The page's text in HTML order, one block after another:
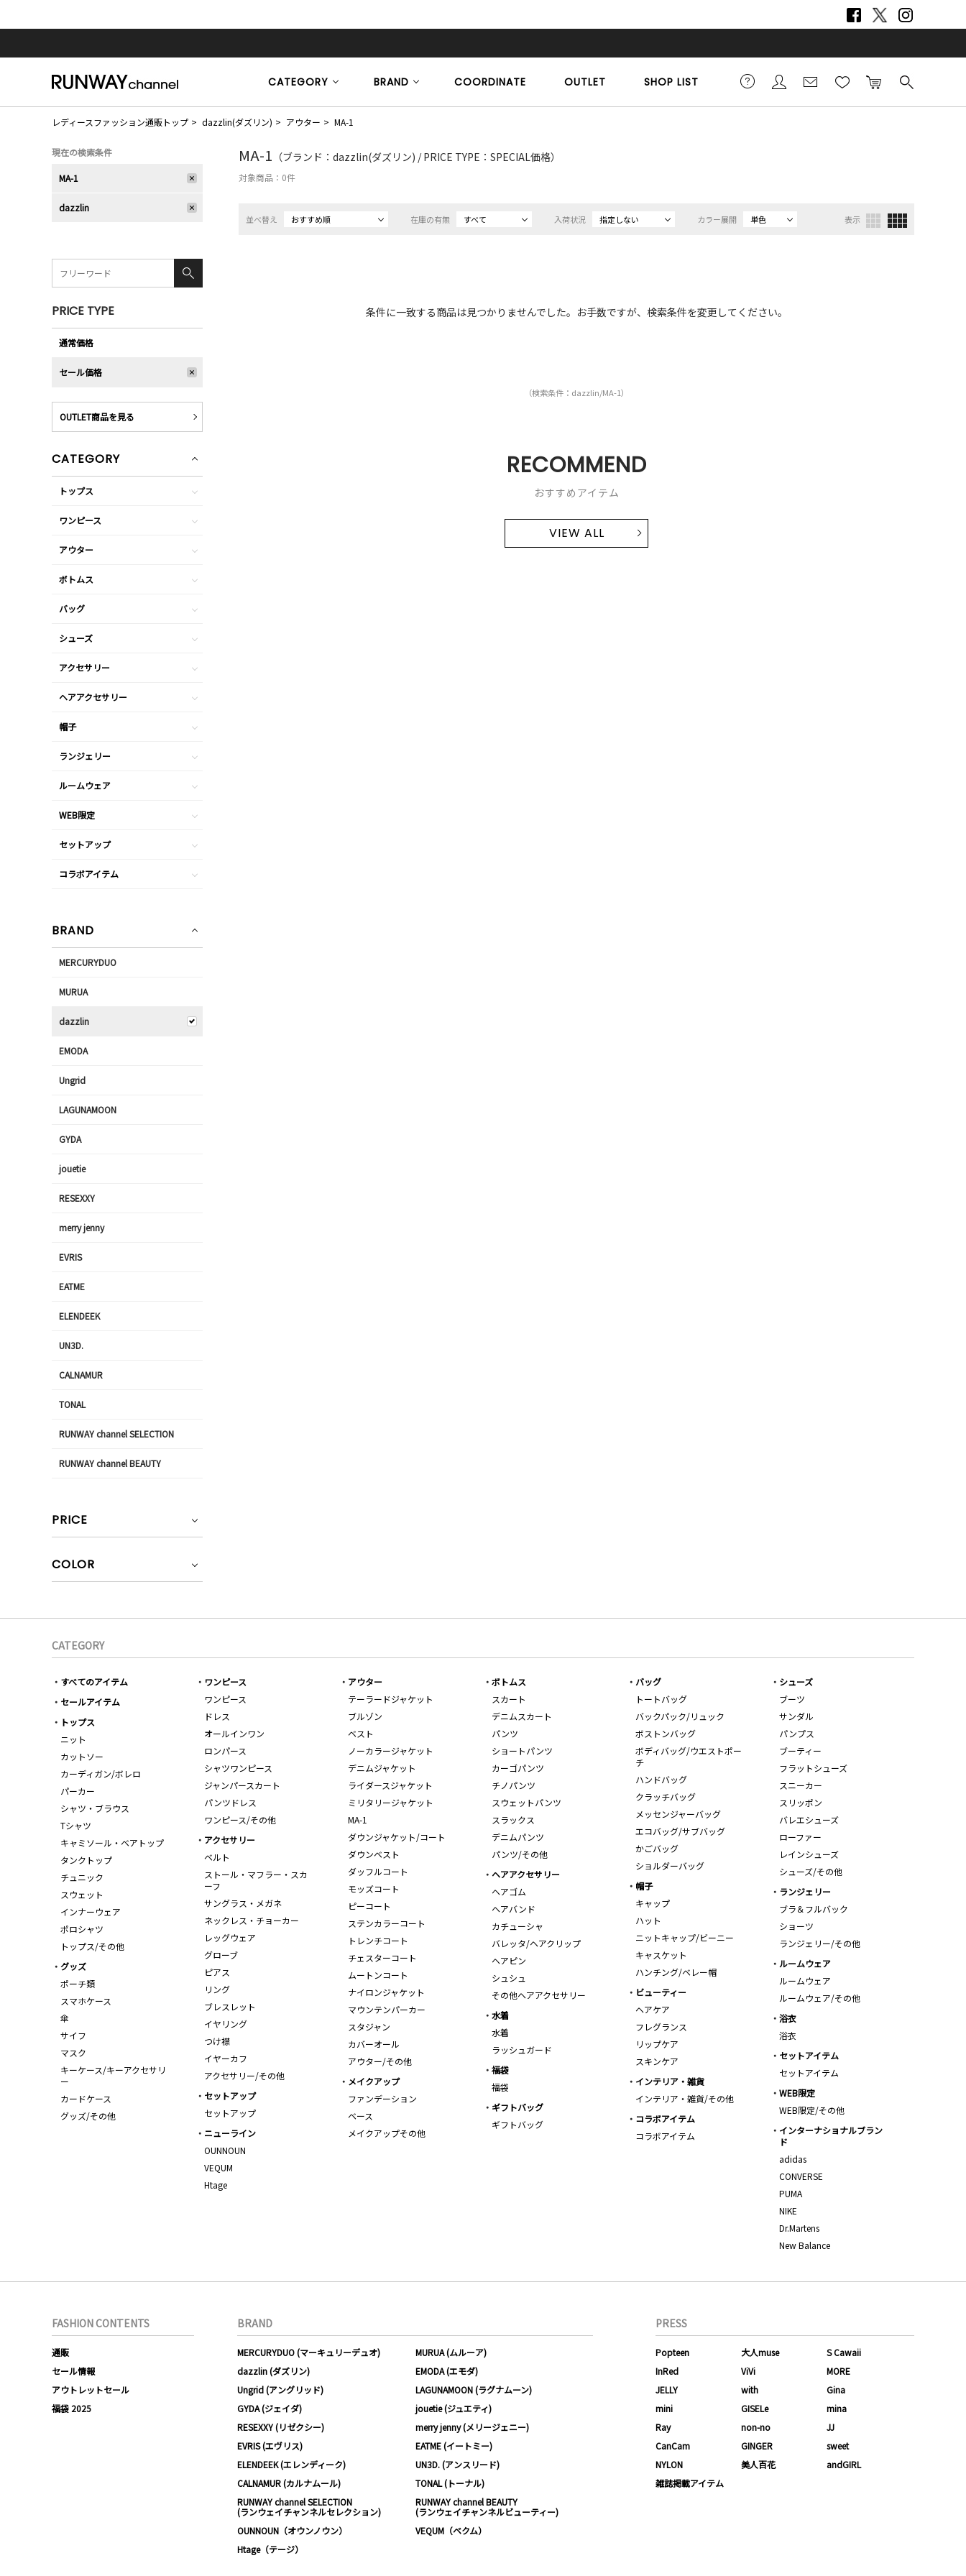
CATEGORY BRAND COORDINATE OUTLET SHOP LIST
レディースファッション通販トップ dazzlin(ダズリン) アウター MA-1
MA-1 （ブランド：dazzlin(ダズリン) / PRICE TYPE：SPECIAL価格）
対象商品： 0件
並べ替え おすすめ順 在庫の有無 すべて 入荷状況 指定しない カラー展開 単色 表示
条件に一致する商品は見つかりませんでした。お手数ですが、検索条件を変更してください。
（検索条件：dazzlin/MA-1）
RECOMMEND
おすすめアイテム
VIEW ALL
現在の検索条件
MA-1
dazzlin
PRICE TYPE
通常価格
セール価格
OUTLET商品を見る
CATEGORY
トップス
ワンピース
アウター
ボトムス
バッグ
シューズ
アクセサリー
ヘアアクセサリー
帽子
ランジェリー
ルームウェア
WEB限定
セットアップ
コラボアイテム
BRAND
MERCURYDUO
MURUA
dazzlin
EMODA
Ungrid
LAGUNAMOON
GYDA
jouetie
RESEXXY
merry jenny
EVRIS
EATME
ELENDEEK
UN3D.
CALNAMUR
TONAL
RUNWAY channel SELECTION
RUNWAY channel BEAUTY
PRICE
COLOR
CATEGORY
すべてのアイテム
セールアイテム
トップス
ニット
カットソー
カーディガン/ボレロ
パーカー
シャツ・ブラウス
Tシャツ
キャミソール・ベアトップ
タンクトップ
チュニック
スウェット
インナーウェア
ポロシャツ
トップス/その他
ワンピース
ワンピース
ドレス
オールインワン
ロンパース
シャツワンピース
ジャンパースカート
パンツドレス
ワンピース/その他
アウター
テーラードジャケット
ブルゾン
ベスト
ノーカラージャケット
デニムジャケット
ライダースジャケット
ミリタリージャケット
MA-1
ダウンジャケット/コート
ダウンベスト
ダッフルコート
モッズコート
ピーコート
ステンカラーコート
トレンチコート
チェスターコート
ムートンコート
ナイロンジャケット
マウンテンパーカー
スタジャン
カバーオール
アウター/その他
ボトムス
スカート
デニムスカート
パンツ
ショートパンツ
カーゴパンツ
チノパンツ
スウェットパンツ
スラックス
デニムパンツ
パンツ/その他
バッグ
トートバッグ
バックパック/リュック
ボストンバッグ
ボディバッグ/ウエストポー
チ
ハンドバッグ
クラッチバッグ
メッセンジャーバッグ
エコバッグ/サブバッグ
かごバッグ
ショルダーバッグ
シューズ
ブーツ
サンダル
パンプス
ブーティー
フラットシューズ
スニーカー
スリッポン
バレエシューズ
ローファー
レインシューズ
シューズ/その他
アクセサリー
ベルト
ストール・マフラー・スカ
ーフ
サングラス・メガネ
ネックレス・チョーカー
レッグウェア
グローブ
ピアス
リング
ブレスレット
イヤリング
つけ襟
イヤーカフ
アクセサリー/その他
ヘアアクセサリー
ヘアゴム
ヘアバンド
カチューシャ
バレッタ/ヘアクリップ
ヘアピン
シュシュ
その他ヘアアクセサリー
帽子
キャップ
ハット
ニットキャップ/ビーニー
キャスケット
ハンチング/ベレー帽
ランジェリー
ブラ＆フルバック
ショーツ
ランジェリー/その他
ルームウェア
ルームウェア
ルームウェア/その他
グッズ
ポーチ類
スマホケース
傘
サイフ
マスク
キーケース/キーアクセサリ
ー
カードケース
グッズ/その他
ビューティー
ヘアケア
フレグランス
リップケア
スキンケア
水着
水着
ラッシュガード
浴衣
浴衣
セットアイテム
セットアイテム
福袋
福袋
メイクアップ
ファンデーション
ベース
メイクアップその他
インテリア・雑貨
インテリア・雑貨/その他
WEB限定
WEB限定/その他
セットアップ
セットアップ
ギフトバッグ
ギフトバッグ
コラボアイテム
コラボアイテム
インターナショナルブラン
ド
adidas
CONVERSE
PUMA
NIKE
Dr.Martens
New Balance
ニューライン
OUNNOUN
VEQUM
Htage
FASHION CONTENTS
通販
セール情報
アウトレットセール
福袋 2025
BRAND
MERCURYDUO (マーキュリーデュオ)
MURUA (ムルーア)
dazzlin (ダズリン)
EMODA (エモダ)
Ungrid (アングリッド)
LAGUNAMOON (ラグナムーン)
GYDA (ジェイダ)
jouetie (ジュエティ)
RESEXXY (リゼクシー)
merry jenny (メリージェニー)
EVRIS (エヴリス)
EATME (イートミー)
ELENDEEK (エレンディーク)
UN3D. (アンスリード)
CALNAMUR (カルナムール)
TONAL (トーナル)
RUNWAY channel SELECTION
(ランウェイチャンネルセレクション)
RUNWAY channel BEAUTY
(ランウェイチャンネルビューティー)
OUNNOUN（オウンノウン）
VEQUM（ベクム）
Htage（テージ）
PRESS
Popteen 大人muse
S Cawaii
InRed
ViVi
MORE
JELLY
with
Gina
mini
GISELe
mina
Ray
non-no
JJ
CanCam
GINGER
sweet
NYLON
美人百花
andGIRL
雑誌掲載アイテム